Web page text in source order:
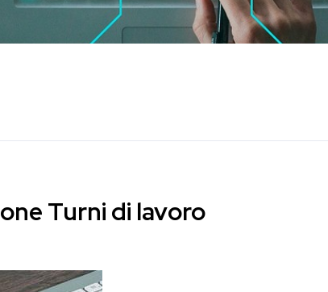
Turni di lavoro